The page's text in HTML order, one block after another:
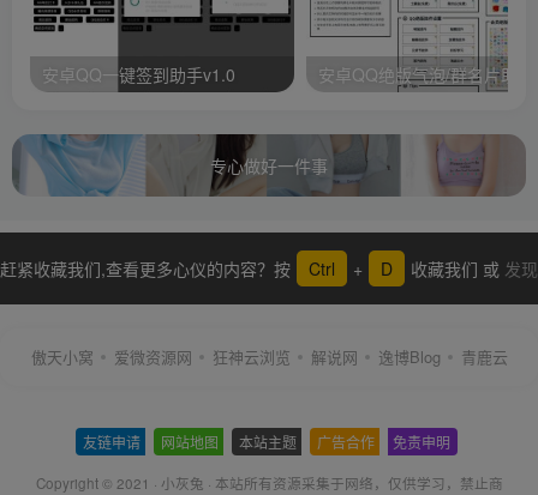
安卓QQ一键签到助手v1.0 安卓QQ绝版气泡/群名片助手
专心做好一件事
赶紧收藏我们,查看更多心仪的内容？按 Ctrl + D 收藏我们 或 发现
傲天小窝 爱微资源网 狂神云浏览 解说网 逸博Blog 青鹿云
友链申请 网站地图 本站主题 广告合作 免责申明
Copyright © 2021 · 小灰兔 · 本站所有资源采集于网络，仅供学习，禁止商